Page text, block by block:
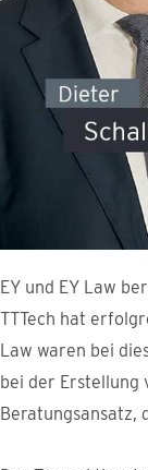
EY und EY Law
TTTech hat
Law waren bei
bei der Erstellung
Beratungsansatz,